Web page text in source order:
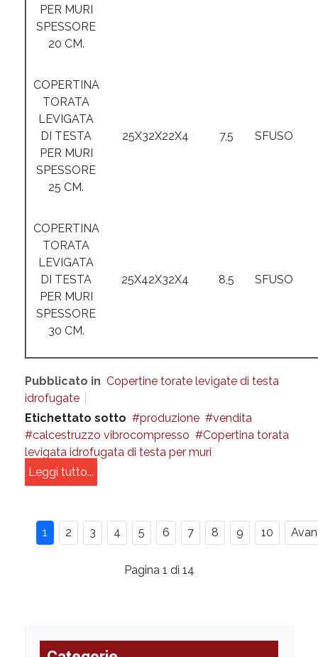
PER MURI
SPESSORE
20 CM.
COPERTINA
TORATA
LEVIGATA
DI TESTA
PER MURI
SPESSORE
25 CM.
25X32X22X4 7,5 SFUSO
COPERTINA
TORATA
LEVIGATA
DI TESTA
PER MURI
SPESSORE
30 CM.
25X42X32X4 8,5 SFUSO
Pubblicato in Copertine torate levigate di testa
idrofugate
Etichettato sotto
produzione
vendita
calcestruzzo vibrocompresso
Copertina torata
levigata idrofugata di testa per muri
Leggi tutto...
1 2 3 4 5 6 7 8 9 10
Pagina 1 di 14